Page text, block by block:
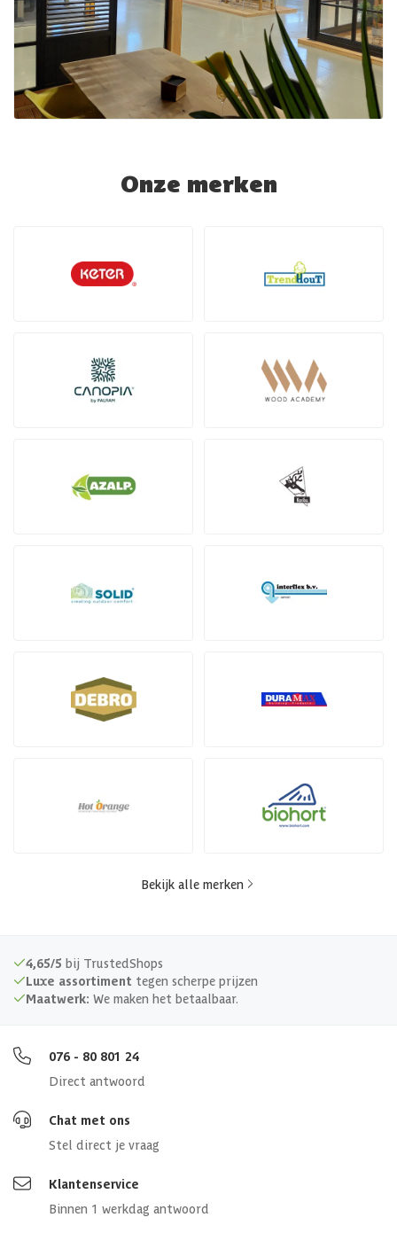
Onze merken
Bekijk alle merken
4,65/5 bij TrustedShops
Luxe assortiment tegen scherpe prijzen
Maatwerk: We maken het betaalbaar.
076 - 80 801 24
Direct antwoord
Chat met ons
Stel direct je vraag
Klantenservice
Binnen 1 werkdag antwoord